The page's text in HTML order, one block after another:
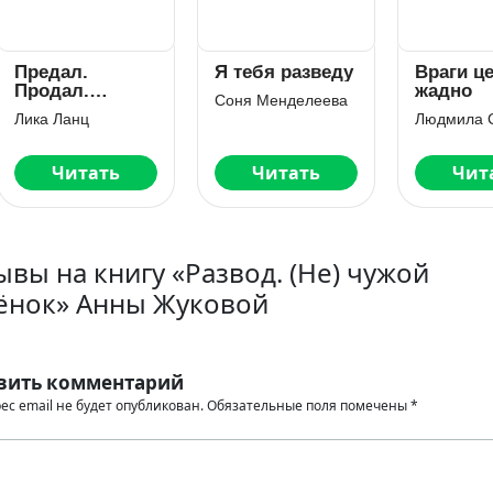
Ланц
Читать
Я тебя разведу
Соня Менделеева
Читать
Враги
жадно
Людмила
Читать
на книгу «Развод. (Не) чужой
Анны Жуковой
комментарий
email не будет опубликован.Обязательные поля помечены*